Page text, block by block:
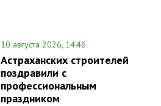
10 августа 2026, 14:46
Астраханских строителей
поздравили с
профессиональным
праздником